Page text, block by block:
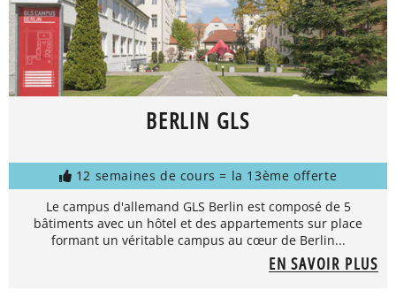
BERLIN GLS
12 semaines de cours = la 13ème offerte
Le campus d'allemand GLS Berlin est composé de 5
bâtiments avec un hôtel et des appartements sur place
formant un véritable campus au cœur de Berlin...
EN SAVOIR PLUS